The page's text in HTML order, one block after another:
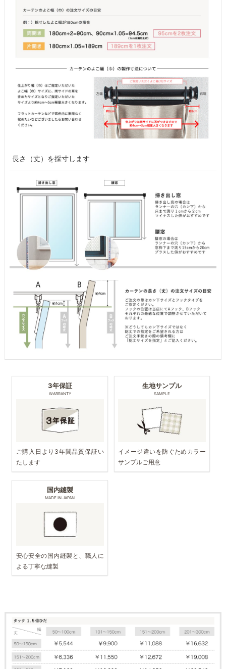
長さ（丈）を採寸します
3年保証
WARRANTY
ご購入日より3年間品質保証い
たします
生地サンプル
SAMPLE
イメージ違いを防ぐためカラー
サンプルご用意
国内縫製
MADE IN JAPAN
安心安全の国内縫製と、職人に
よる丁寧な縫製